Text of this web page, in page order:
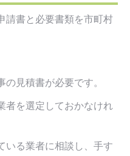
請書と必要書類を市町村
見積書が必要です。
者を選定しておかなけれ
いる業者に相談し、手す